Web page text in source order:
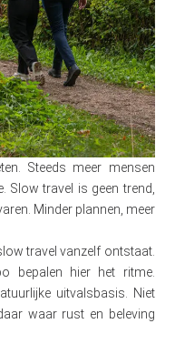
Steeds meer mensen
Slow travel is geen trend,
Minder plannen, meer
travel vanzelf ontstaat.
bepalen hier het ritme.
uitvalsbasis. Niet
waar rust en beleving